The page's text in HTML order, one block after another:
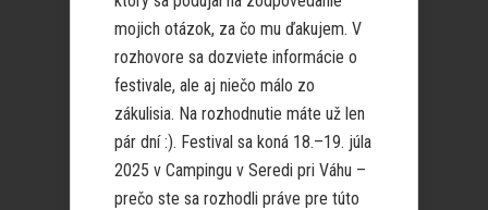
mojich otázok, za čo mu ďakujem. V
rozhovore sa dozviete informácie o
festivale, ale aj niečo málo zo
zákulisia. Na rozhodnutie máte už len
pár dní :). Festival sa koná 18.–19. júla
2025 v Campingu v Seredi pri Váhu –
prečo ste sa rozhodli práve pre túto